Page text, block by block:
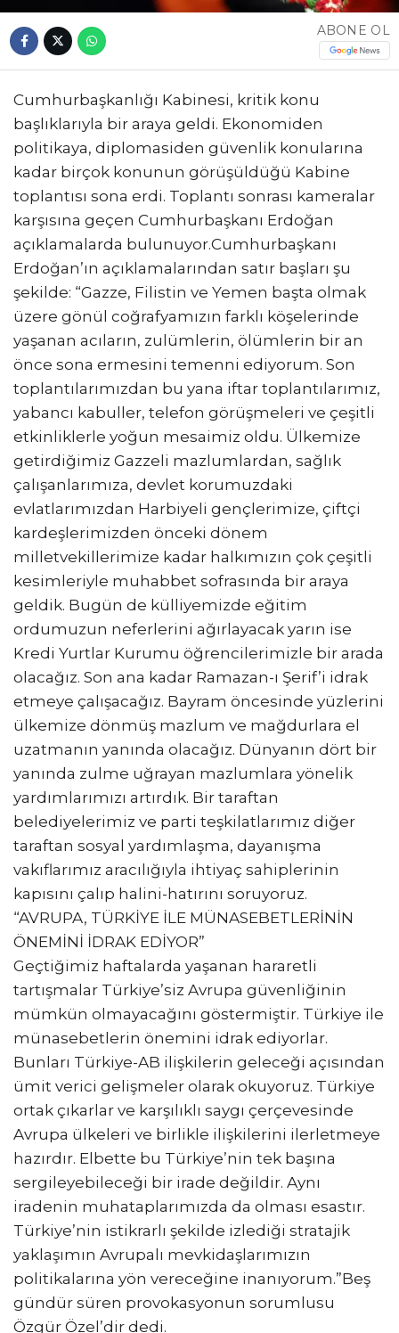
ABONE OL
Cumhurbaşkanlığı Kabinesi, kritik konu
başlıklarıyla bir araya geldi. Ekonomiden
politikaya, diplomasiden güvenlik konularına
kadar birçok konunun görüşüldüğü Kabine
toplantısı sona erdi. Toplantı sonrası kameralar
karşısına geçen Cumhurbaşkanı Erdoğan
açıklamalarda bulunuyor.Cumhurbaşkanı
Erdoğan’ın açıklamalarından satır başları şu
şekilde: “Gazze, Filistin ve Yemen başta olmak
üzere gönül coğrafyamızın farklı köşelerinde
yaşanan acıların, zulümlerin, ölümlerin bir an
önce sona ermesini temenni ediyorum. Son
toplantılarımızdan bu yana iftar toplantılarımız,
yabancı kabuller, telefon görüşmeleri ve çeşitli
etkinliklerle yoğun mesaimiz oldu. Ülkemize
getirdiğimiz Gazzeli mazlumlardan, sağlık
çalışanlarımıza, devlet korumuzdaki
evlatlarımızdan Harbiyeli gençlerimize, çiftçi
kardeşlerimizden önceki dönem
milletvekillerimize kadar halkımızın çok çeşitli
kesimleriyle muhabbet sofrasında bir araya
geldik. Bugün de külliyemizde eğitim
ordumuzun neferlerini ağırlayacak yarın ise
Kredi Yurtlar Kurumu öğrencilerimizle bir arada
olacağız. Son ana kadar Ramazan-ı Şerif’i idrak
etmeye çalışacağız. Bayram öncesinde yüzlerini
ülkemize dönmüş mazlum ve mağdurlara el
uzatmanın yanında olacağız. Dünyanın dört bir
yanında zulme uğrayan mazlumlara yönelik
yardımlarımızı artırdık. Bir taraftan
belediyelerimiz ve parti teşkilatlarımız diğer
taraftan sosyal yardımlaşma, dayanışma
vakıflarımız aracılığıyla ihtiyaç sahiplerinin
kapısını çalıp halini-hatırını soruyoruz.
“AVRUPA, TÜRKİYE İLE MÜNASEBETLERİNİN
ÖNEMİNİ İDRAK EDİYOR”
Geçtiğimiz haftalarda yaşanan hararetli
tartışmalar Türkiye’siz Avrupa güvenliğinin
mümkün olmayacağını göstermiştir. Türkiye ile
münasebetlerin önemini idrak ediyorlar.
Bunları Türkiye-AB ilişkilerin geleceği açısından
ümit verici gelişmeler olarak okuyoruz. Türkiye
ortak çıkarlar ve karşılıklı saygı çerçevesinde
Avrupa ülkeleri ve birlikle ilişkilerini ilerletmeye
hazırdır. Elbette bu Türkiye’nin tek başına
sergileyebileceği bir irade değildir. Aynı
iradenin muhataplarımızda da olması esastır.
Türkiye’nin istikrarlı şekilde izlediği stratajik
yaklaşımın Avrupalı mevkidaşlarımızın
politikalarına yön vereceğine inanıyorum.”Beş
gündür süren provokasyonun sorumlusu
Özgür Özel’dir dedi.